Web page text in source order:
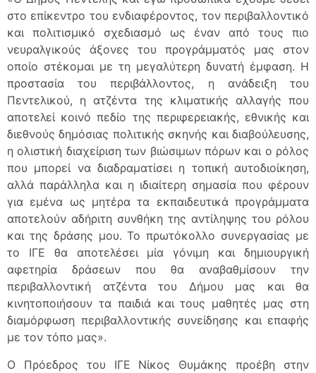
στο επίκεντρο του ενδιαφέροντος, τον περιβαλλοντικό
και πολιτισμικό σχεδιασμό ως έναν από τους πιο
νευραλγικούς άξονες του προγράμματός μας στον
οποίο στέκομαι με τη μεγαλύτερη δυνατή έμφαση. Η
προστασία του περιβάλλοντος, η ανάδειξη του
Πεντελικού, η ατζέντα της κλιματικής αλλαγής που
αποτελεί κοινό πεδίο της περιφερειακής, εθνικής και
διεθνούς δημόσιας πολιτικής σκηνής και διαβούλευσης,
η ολιστική διαχείριση των βιώσιμων πόρων και ο ρόλος
που μπορεί να διαδραματίσει η τοπική αυτοδιοίκηση,
αλλά παράλληλα και η ιδιαίτερη σημασία που φέρουν
για εμένα ως μητέρα τα εκπαιδευτικά προγράμματα
αποτελούν αδήριτη συνθήκη της αντίληψης του ρόλου
και της δράσης μου. Το πρωτόκολλο συνεργασίας με
το ΙΓΕ θα αποτελέσει μία γόνιμη και δημιουργική
αφετηρία δράσεων που θα αναβαθμίσουν την
περιβαλλοντική ατζέντα του Δήμου μας και θα
κινητοποιήσουν τα παιδιά και τους μαθητές μας στη
διαμόρφωση περιβαλλοντικής συνείδησης και επαφής
με τον τόπο μας».
Ο Πρόεδρος του ΙΓΕ Νίκος Θυμάκης προέβη στην